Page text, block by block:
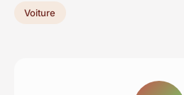
Voiture